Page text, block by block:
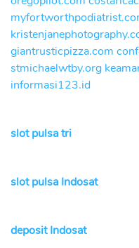
giantrusticpizza.com
stmichaelwtby.org
informasi123.id
slot pulsa tri
slot pulsa Indosat
deposit Indosat